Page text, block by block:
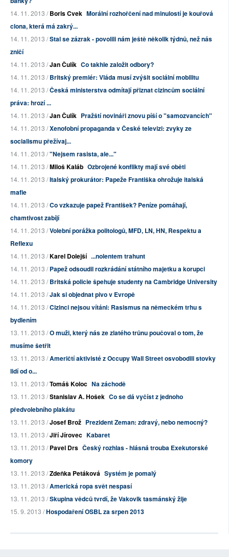
14. 11. 2013 /Boris Cvek Morální rozhořčení nad minulostí je kouřová
clona, která má zakrý...
14. 11. 2013 /Stal se zázrak - povolili nám ještě několik týdnů, než nás
zničí
14. 11. 2013 /Jan Čulík Co takhle založit odbory?
14. 11. 2013 /Britský premiér: Vláda musí zvýšit sociální mobilitu
14. 11. 2013 /Česká ministerstva odmítají přiznat cizincům sociální
práva: hrozí ...
14. 11. 2013 /Jan Čulík Pražští novináři znovu píší o "samozvancích"
14. 11. 2013 /Xenofobní propaganda v České televizi: zvyky ze
socialismu přežívaj...
14. 11. 2013 /"Nejsem rasista, ale..."
14. 11. 2013 /Miloš Kaláb Ozbrojené konflikty mají své oběti
14. 11. 2013 /Italský prokurátor: Papeže Františka ohrožuje italská
mafie
14. 11. 2013 /Co vzkazuje papež František? Peníze pomáhají,
chamtivost zabíjí
14. 11. 2013 /Volební porážka politologů, MFD, LN, HN, Respektu a
Reflexu
14. 11. 2013 /Karel Dolejší ...nolentem trahunt
14. 11. 2013 /Papež odsoudil rozkrádání státního majetku a korupci
14. 11. 2013 /Britská policie špehuje studenty na Cambridge University
14. 11. 2013 /Jak si objednat pivo v Evropě
14. 11. 2013 /Cizinci nejsou vítáni: Rasismus na německém trhu s
bydlením
13. 11. 2013 /O muži, který nás ze zlatého trůnu poučoval o tom, že
musíme šetřit
13. 11. 2013 /Američtí aktivisté z Occupy Wall Street osvobodili stovky
lidí od o...
13. 11. 2013 /Tomáš Koloc Na záchodě
13. 11. 2013 /Stanislav A. Hošek Co se dá vyčíst z jednoho
předvolebního plakátu
13. 11. 2013 /Josef Brož Prezident Zeman: zdravý, nebo nemocný?
13. 11. 2013 /Jiří Jírovec Kabaret
13. 11. 2013 /Pavel Drs Český rozhlas - hlásná trouba Exekutorské
komory
13. 11. 2013 /Zdeňka Petáková Systém je pomalý
13. 11. 2013 /Americká ropa svět nespasí
13. 11. 2013 /Skupina vědců tvrdí, že Vakovlk tasmánský žije
15. 9. 2013 /Hospodaření OSBL za srpen 2013